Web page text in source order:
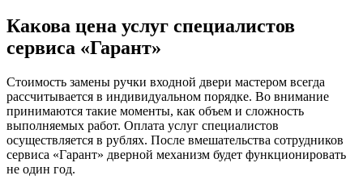
Какова цена услуг специалистов
сервиса «Гарант»
Стоимость замены ручки входной двери мастером всегда
рассчитывается в индивидуальном порядке. Во внимание
принимаются такие моменты, как объем и сложность
выполняемых работ. Оплата услуг специалистов
осуществляется в рублях. После вмешательства сотрудников
сервиса «Гарант» дверной механизм будет функционировать
не один год.